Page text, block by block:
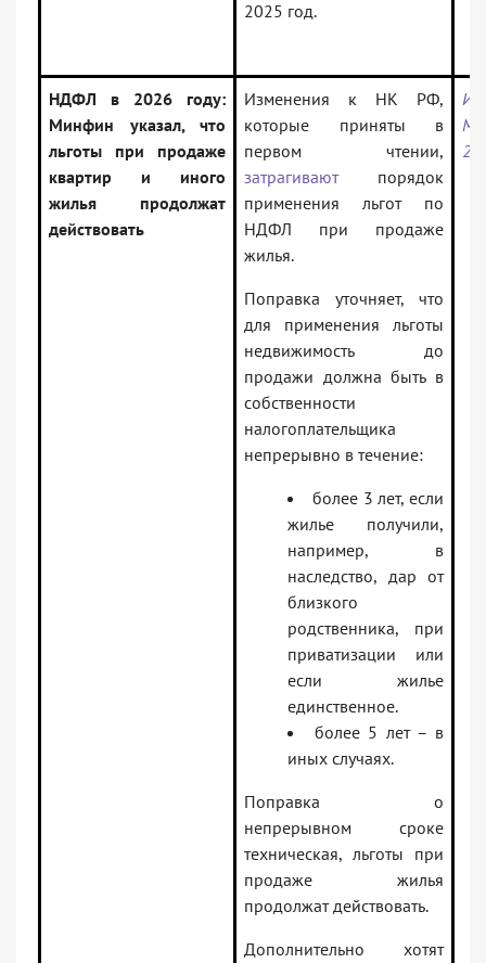
2025 год.
НДФЛ в 2026 году:
Минфин указал, что
льготы при продаже
квартир и иного
жилья продолжат
действовать
Изменения к НК РФ,
которые приняты в
первом чтении,
затрагиваютпорядок
применения льгот по
НДФЛ при продаже
жилья.
Поправка уточняет, что
для применения льготы
недвижимость до
продажи должна быть в
собственности
налогоплательщика
непрерывно в течение:
более 3 лет, если
жилье получили,
например, в
наследство, дар от
близкого
родственника, при
приватизации или
если жилье
единственное.
более 5 лет – в
иных случаях.
Поправка о
непрерывном сроке
техническая, льготы при
продаже жилья
продолжат действовать.
Дополнительно хотят